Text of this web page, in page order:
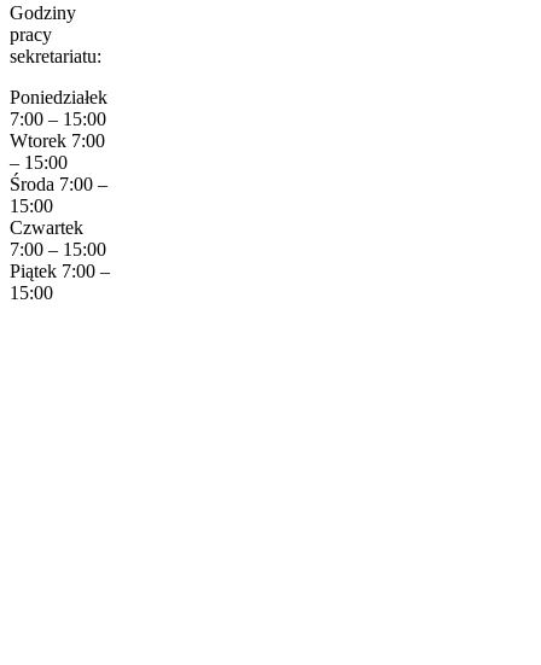
Godziny
pracy
sekretariatu:
Poniedziałek
7:00 – 15:00
Wtorek 7:00
– 15:00
Środa 7:00 –
15:00
Czwartek
7:00 – 15:00
Piątek 7:00 –
15:00